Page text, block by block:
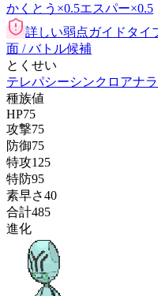
かくとう ×0.5エスパー×0.5
詳しい弱点ガイド タイ
面 / バトル候補
とくせい
テレパシーシンクロ アナ
種族値
HP75
攻撃75
防御75
特攻125
特防95
素早さ40
合計485
進化